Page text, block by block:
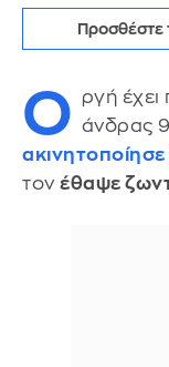
Προσθέστε
Ο
ργή έχει
άνδρας
τον έθαψε